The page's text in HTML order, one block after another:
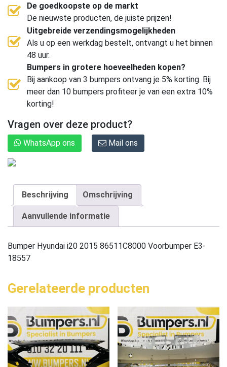
De goedkoopste op de markt
De nieuwste producten, de juiste prijzen!
Uitgebreide verzendingsmogelijkheden
Als u op een werkdag bestelt, ontvangt u het binnen
48 uur.
Bumpers in grotere hoeveelheden kopen?
Bij aankoop van 3 bumpers ontvang je 5% korting. Bij
meer dan 10 bumpers profiteer je van een extra 10%
korting!
Vragen over deze product?
WhatsApp ons Mail ons
Beschrijving Omschrijving
Aanvullende informatie
Bumper Hyundai i20 2015 86511C8000 Voorbumper E3-
18557
Gerelateerde producten